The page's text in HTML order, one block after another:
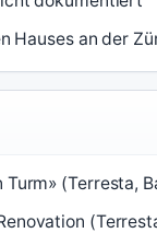
Hauses an der
Turm» (Terresta,